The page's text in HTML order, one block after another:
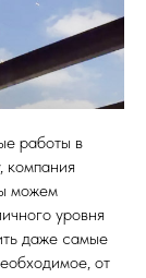
работы в
компания
можем
уровня
даже самые
от